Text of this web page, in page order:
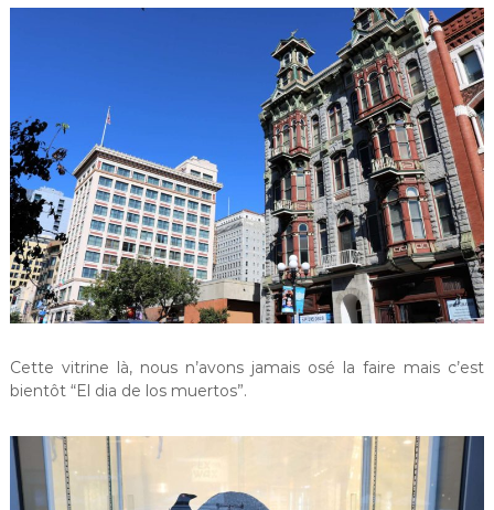
Cette vitrine là, nous n’avons jamais osé la faire mais c’est
bientôt “El dia de los muertos”.